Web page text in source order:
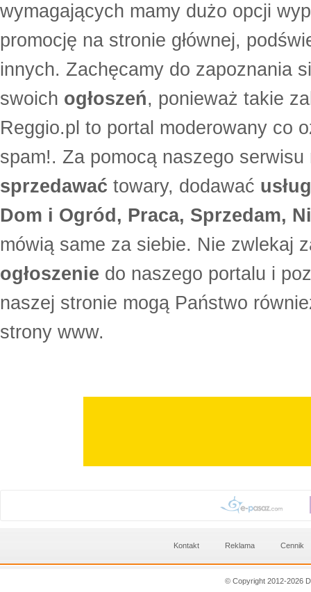
wymagających mamy dużo opcji
promocję na stronie głównej,
innych. Zachęcamy do zapoznania
swoich ogłoszeń, ponieważ takie
Reggio.pl to portal moderowany co
spam!. Za pomocą naszego
sprzedawać towary, dodawać
Dom i Ogród, Praca, Sprzedam,
mówią same za siebie. Nie zwlekaj
ogłoszenie do naszego portalu i
naszej stronie mogą Państwo
strony www.
Kontakt Reklama Cennik
© Copyright 2012-2026